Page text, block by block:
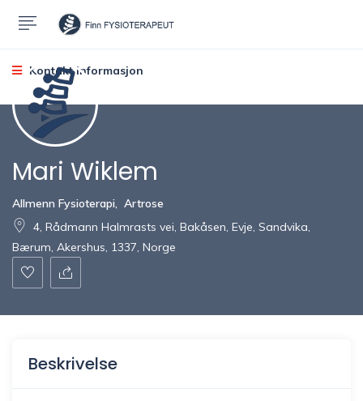
Kontakt informasjon
Mari Wiklem
Allmenn Fysioterapi
Artrose
4, Rådmann Halmrasts vei, Bakåsen, Evje, Sandvika,
Bærum, Akershus, 1337, Norge
Beskrivelse